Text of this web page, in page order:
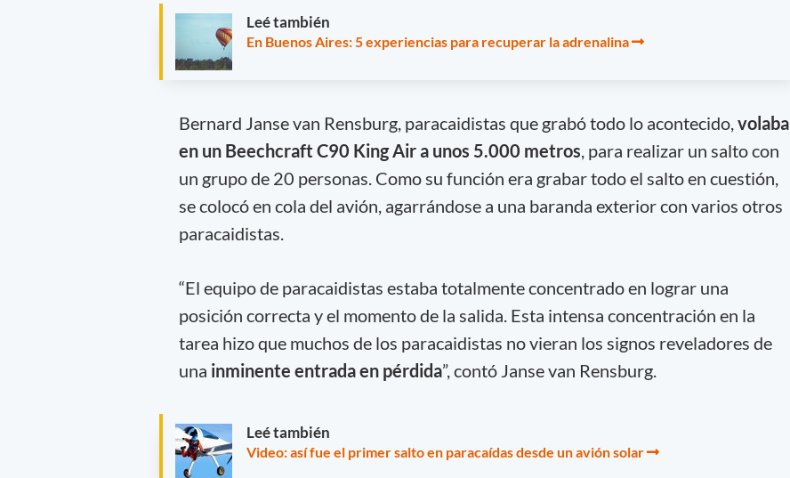
Leé también
En Buenos Aires: 5 experiencias para recuperar la adrenalina
Bernard Janse van Rensburg, paracaidistas que grabó todo lo acontecido, volaba
en un Beechcraft C90 King Air a unos 5.000 metros , para realizar un salto con
un grupo de 20 personas. Como su función era grabar todo el salto en cuestión,
se colocó en cola del avión, agarrándose a una baranda exterior con varios otros
paracaidistas.
“El equipo de paracaidistas estaba totalmente concentrado en lograr una
posición correcta y el momento de la salida. Esta intensa concentración en la
tarea hizo que muchos de los paracaidistas no vieran los signos reveladores de
una inminente entrada en pérdida”, contó Janse van Rensburg.
Leé también
Video: así fue el primer salto en paracaídas desde un avión solar